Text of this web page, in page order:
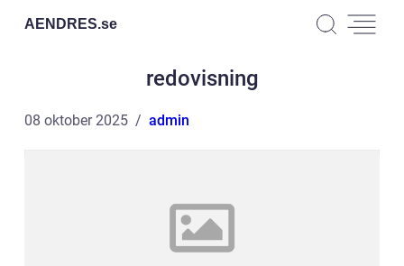
AENDRES.se
redovisning
08 oktober 2025 admin